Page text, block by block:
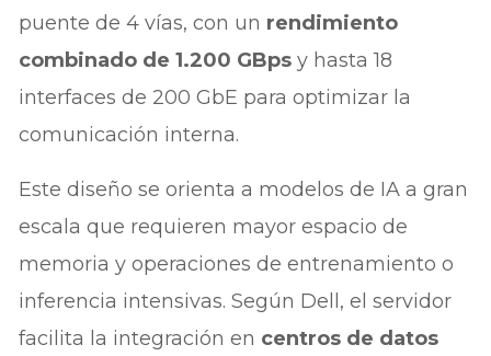
puente de 4 vías, con un rendimiento
combinado de 1.200 GBps y hasta 18
interfaces de 200 GbE para optimizar la
comunicación interna.
Este diseño se orienta a modelos de IA a gran
escala que requieren mayor espacio de
memoria y operaciones de entrenamiento o
inferencia intensivas. Según Dell, el servidor
facilita la integración en centros de datos